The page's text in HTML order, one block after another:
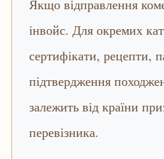
Якщо відправлення
інвойс. Для окремих
сертифікати, рецепти,
підтвердження
залежить від країни
перевізника.